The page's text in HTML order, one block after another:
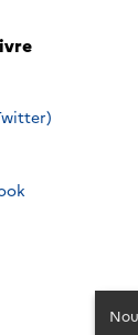
sur
sur
sur
sur